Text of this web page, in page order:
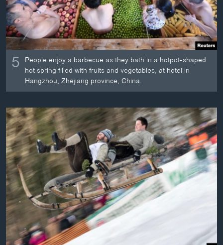
ພາສາອັງກິດ
ວີດີໂອ
ສຽງ
ລາຍການກະຈາຍສຽງ
ລາຍງານ
ຕິດຕາມພວກເຮົາ ທີ່
ພາສາຕ່າງໆ
5 People enjoy a barbecue as they bath in a hotpot-shaped
hot spring filled with fruits and vegetables, at hotel in
Hangzhou, Zhejiang province, China.